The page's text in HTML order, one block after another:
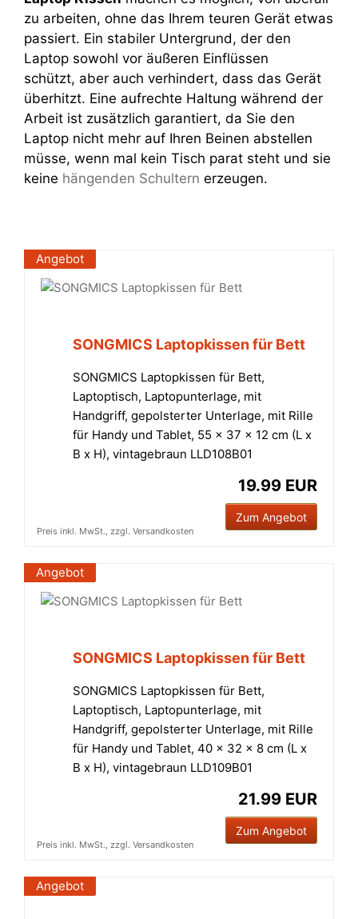
zu arbeiten, ohne das Ihrem teuren Gerät etwas
passiert. Ein stabiler Untergrund, der den
Laptop sowohl vor äußeren Einflüssen
schützt, aber auch verhindert, dass das Gerät
überhitzt. Eine aufrechte Haltung während der
Arbeit ist zusätzlich garantiert, da Sie den
Laptop nicht mehr auf Ihren Beinen abstellen
müsse, wenn mal kein Tisch parat steht und sie
keine hängenden Schultern erzeugen.
Angebot
SONGMICS Laptopkissen für Bett
SONGMICS Laptopkissen für Bett,
Laptoptisch, Laptopunterlage, mit
Handgriff, gepolsterter Unterlage, mit Rille
für Handy und Tablet, 55 x 37 x 12 cm (L x
B x H), vintagebraun LLD108B01
19.99 EUR
Zum Angebot
Preis inkl. MwSt., zzgl. Versandkosten
Angebot
SONGMICS Laptopkissen für Bett
SONGMICS Laptopkissen für Bett,
Laptoptisch, Laptopunterlage, mit
Handgriff, gepolsterter Unterlage, mit Rille
für Handy und Tablet, 40 x 32 x 8 cm (L x
B x H), vintagebraun LLD109B01
21.99 EUR
Zum Angebot
Preis inkl. MwSt., zzgl. Versandkosten
Angebot